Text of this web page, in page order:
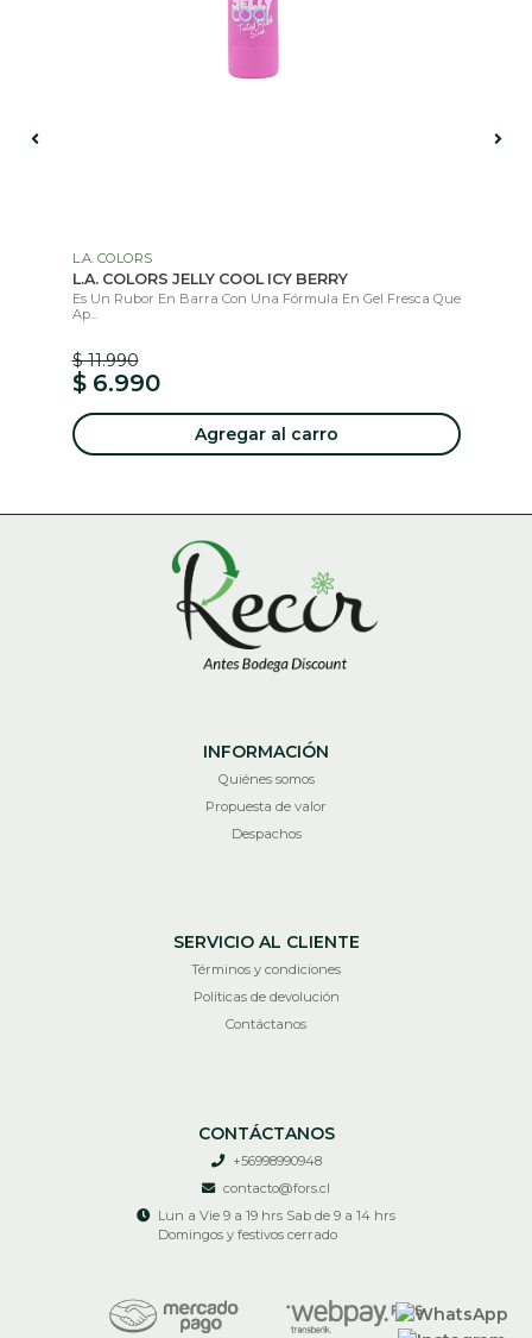
L.A. COLORS
L.A. COLORS JELLY COOL ICY BERRY
Es Un Rubor En Barra Con Una Fórmula En Gel Fresca Que
Ap...
$ 11.990
$ 6.990
Agregar al carro
INFORMACIÓN
Quiénes somos
Propuesta de valor
Despachos
SERVICIO AL CLIENTE
Términos y condiciones
Políticas de devolución
Contáctanos
CONTÁCTANOS
+56998990948
contacto@fors.cl
Lun a Vie 9 a 19 hrs Sab de 9 a 14 hrs
Domingos y festivos cerrado